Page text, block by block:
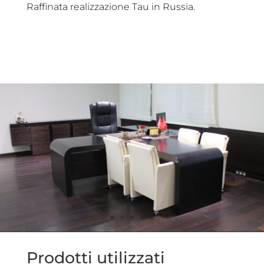
Raffinata realizzazione Tau in Russia.
Prodotti utilizzati